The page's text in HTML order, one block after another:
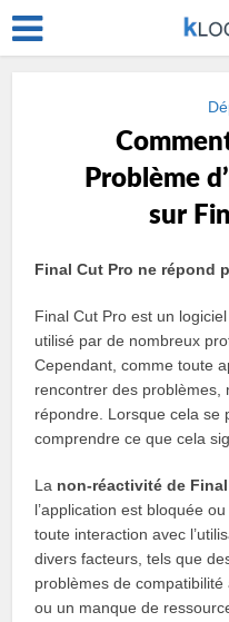
Problème
sur
Final Cut Pro ne répond
Final Cut Pro est un
utilisé par de nombreux
Cependant, comme toute
rencontrer des problèmes,
répondre. Lorsque cela se
comprendre ce que cela
La non-réactivité de
l’application est bloquée
toute interaction avec
divers facteurs, tels que
problèmes de
ou un manque de